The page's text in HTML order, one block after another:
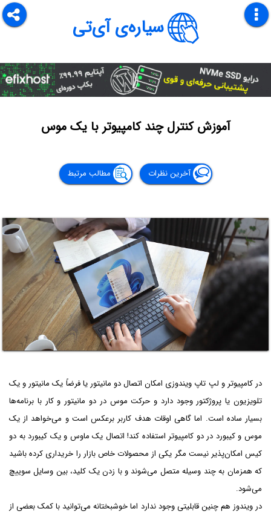
سیاره‌ی آی‌تی
آموزش کنترل چند کامپیوتر با یک موس
آخرین نظرات مطالب مرتبط
در کامپیوتر و لپ تاپ ویندوزی امکان اتصال دو مانیتور یا فرضاً یک مانیتور و یک
تلویزیون یا پروژکتور وجود دارد و حرکت موس در دو مانیتور و کار با برنامه‌ها
بسیار ساده است. اما گاهی اوقات هدف کاربر برعکس است و می‌خواهد از یک
موس و کیبورد در دو کامپیوتر استفاده کند! اتصال یک ماوس و یک کیبورد به دو
کیس امکان‌پذیر نیست مگر یکی از محصولات خاص بازار را خریداری کرده باشید
که همزمان به چند وسیله متصل می‌شوند و با زدن یک کلید، بین وسایل سوییچ
می‌شود.
در ویندوز هم چنین قابلیتی وجود ندارد اما خوشبختانه می‌توانید با کمک بعضی از